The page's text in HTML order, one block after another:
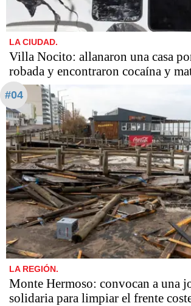
LA CIUDAD.
Villa Nocito: allanaron una casa
robada y encontraron cocaína y
#04
LA REGIÓN.
Monte Hermoso: convocan a una
solidaria para limpiar el frente